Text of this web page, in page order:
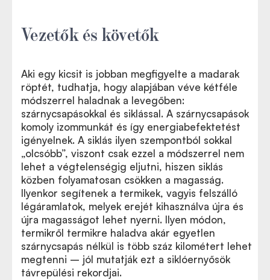
Vezetők és követők
Aki egy kicsit is jobban megfigyelte a madarak
röptét, tudhatja, hogy alapjában véve kétféle
módszerrel haladnak a levegőben:
szárnycsapásokkal és siklással. A szárnycsapások
komoly izommunkát és így energiabefektetést
igényelnek. A siklás ilyen szempontból sokkal
„olcsóbb”, viszont csak ezzel a módszerrel nem
lehet a végtelenségig eljutni, hiszen siklás
közben folyamatosan csökken a magasság.
Ilyenkor segítenek a termikek, vagyis felszálló
légáramlatok, melyek erejét kihasználva újra és
újra magasságot lehet nyerni. Ilyen módon,
termikről termikre haladva akár egyetlen
szárnycsapás nélkül is több száz kilométert lehet
megtenni – jól mutatják ezt a siklóernyősök
távrepülési rekordjai.